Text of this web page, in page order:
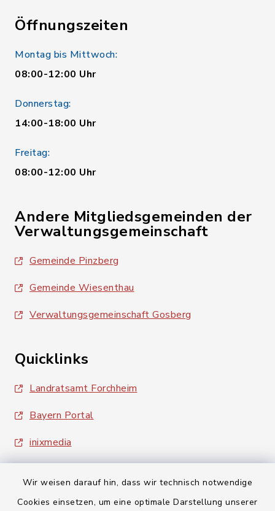
Wir weisen darauf hin, dass wir technisch notwendige
Cookies einsetzen, um eine optimale Darstellung unserer
Öffnungszeiten
Montag bis Mittwoch:
08:00-12:00 Uhr
Donnerstag:
14:00-18:00 Uhr
Freitag:
08:00-12:00 Uhr
Andere Mitgliedsgemeinden der
Verwaltungsgemeinschaft
Gemeinde Pinzberg
Gemeinde Wiesenthau
Verwaltungsgemeinschaft Gosberg
Quicklinks
Landratsamt Forchheim
Bayern Portal
inixmedia